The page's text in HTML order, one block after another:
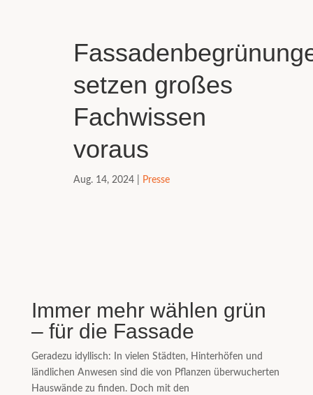
setzen großes
Fachwissen
voraus
Aug. 14, 2024| Presse
Immer mehr wählen grün
– für die Fassade
Geradezu idyllisch: In vielen Städten, Hinterhöfen und
ländlichen Anwesen sind die von Pflanzen überwucherten
Hauswände zu finden. Doch mit den